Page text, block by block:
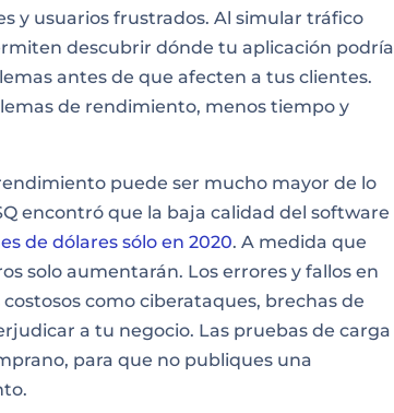
y usuarios frustrados. Al simular tráfico
descubrir dónde tu aplicación podría
antes de que afecten a tus clientes.
de rendimiento, menos tiempo y
puede ser mucho mayor de lo
encontró que la baja calidad del software
de dólares sólo en 2020. A medida que
solo aumentarán. Los errores y fallos en
como ciberataques, brechas de
a tu negocio. Las pruebas de carga
para que no publiques una